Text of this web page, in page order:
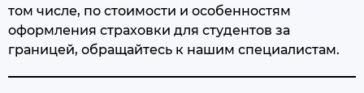
том числе, по стоимости и особенностям
оформления страховки для студентов за
границей, обращайтесь к нашим специалистам.